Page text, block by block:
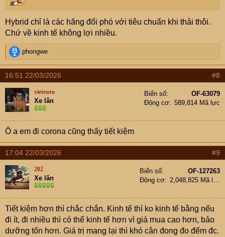
Hybrid chỉ là các hãng đối phó với tiêu chuẩn khi thải thôi.
Chứ về kinh tế không lợi nhiều.
R
e
a
c
t
i
o
n
s
:
phongwe
16:51 22/03/2026 #8
vieteuro
Xe lăn
Biển số
OF-63079
Động cơ
589,814 Mã lực
Ô a em đi corona cũng thấy tiết kiệm
17:04 22/03/2026 #9
202
Xe lăn
Biển số
OF-127263
Động cơ
2,048,825 Mã lực
Tiết kiệm hơn thì chắc chắn. Kinh tế thì ko kinh tế bằng nếu
đi ít, đi nhiều thì có thể kinh tế hơn vì giá mua cao hơn, bảo
dưỡng tốn hơn. Giá trị mang lại thì khó cân đong đo đếm đc.